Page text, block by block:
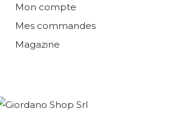
Mon compte
Mes commandes
Magazine